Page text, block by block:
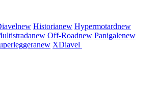
new Historianew Hypermotardnew
new Off-Roadnew Panigalenew
new XDiavel